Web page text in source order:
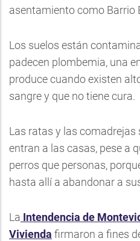
asentamiento como Barrio
Los suelos están
padecen plombemia, una
produce cuando existen
sangre y que no tiene cura.
Las ratas y las comadrejas
entran a las casas, pese a
perros que personas,
hasta allí a abandonar a
La Intendencia de
Vivienda firmaron a fines